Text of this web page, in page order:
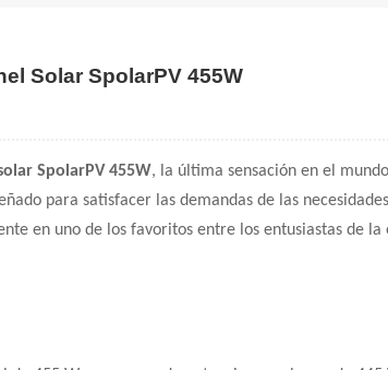
Solar SpolarPV 455W
SpolarPV 455W, la última sensación en el
para satisfacer las demandas de las necesidades
en uno de los favoritos entre los entusiastas de la